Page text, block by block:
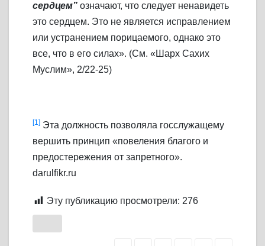
сердцем” означают, что следует ненавидеть
это сердцем. Это не является исправлением
или устранением порицаемого, однако это
все, что в его силах». (См. «Шарх Сахих
Муслим», 2/22-25)
[1] Эта должность позволяла госслужащему
вершить принцип «повеления благого и
предостережения от запретного».
darulfikr.ru
Эту публикацию просмотрели: 276